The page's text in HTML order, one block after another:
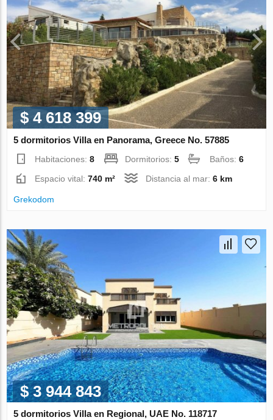
$ 4 618 399
5 dormitorios Villa en Panorama, Greece No. 57885
Habitaciones:8 Dormitorios:5 Baños:6
Espacio vital:740 m² Distancia al mar:6 km
Grekodom
$ 3 944 843
5 dormitorios Villa en Regional, UAE No. 118717